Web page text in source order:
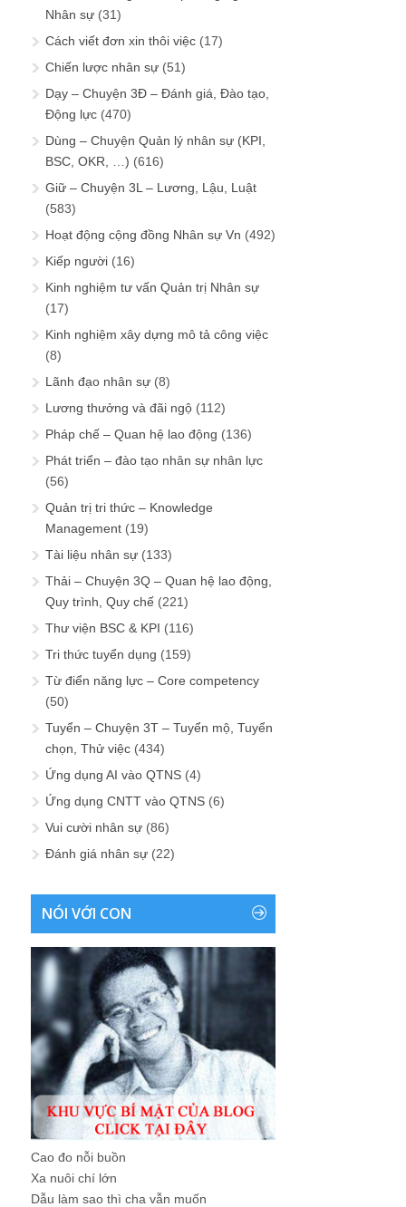
Nhân sự (31)
Cách viết đơn xin thôi việc (17)
Chiến lược nhân sự (51)
Dạy – Chuyện 3Đ – Đánh giá, Đào tạo,
Động lực (470)
Dùng – Chuyện Quản lý nhân sự (KPI,
BSC, OKR, …) (616)
Giữ – Chuyện 3L – Lương, Lậu, Luật
(583)
Hoạt động cộng đồng Nhân sự Vn (492)
Kiếp người (16)
Kinh nghiệm tư vấn Quản trị Nhân sự
(17)
Kinh nghiệm xây dựng mô tả công việc
(8)
Lãnh đạo nhân sự (8)
Lương thưởng và đãi ngộ (112)
Pháp chế – Quan hệ lao động (136)
Phát triển – đào tạo nhân sự nhân lực
(56)
Quản trị tri thức – Knowledge
Management (19)
Tài liệu nhân sự (133)
Thải – Chuyện 3Q – Quan hệ lao động,
Quy trình, Quy chế (221)
Thư viện BSC & KPI (116)
Tri thức tuyển dụng (159)
Từ điển năng lực – Core competency
(50)
Tuyển – Chuyện 3T – Tuyển mộ, Tuyển
chọn, Thử việc (434)
Ứng dụng AI vào QTNS (4)
Ứng dụng CNTT vào QTNS (6)
Vui cười nhân sự (86)
Đánh giá nhân sự (22)
NÓI VỚI CON
Cao đo nỗi buồn
Xa nuôi chí lớn
Dẫu làm sao thì cha vẫn muốn